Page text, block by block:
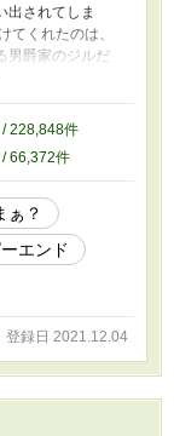
出されてしま
てくれたのは、
男爵家のジルだ
人同士になり結
ジルが大口の仕
ことになった。
戻って来な
、ジルの無事を
た。 そこで出会
オンだった。
談か続きをそ
2022/05/01 加
かしい部分の修
みました。 本
→長編に変更し
作品になりま
番に※（軽いス
は最後に少しあ
さんでも掲載
/ 228,848件
/ 66,372件
ぁ？
エンド
登録日 2021.12.04